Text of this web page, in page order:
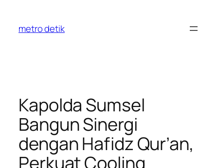
content
metro detik
Kapolda Sumsel
Bangun Sinergi
dengan Hafidz Qur’an,
Perkuat Cooling